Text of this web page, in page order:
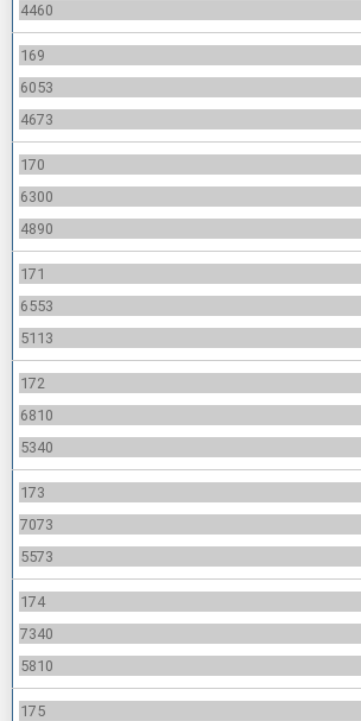
4460
169
6053
4673
170
6300
4890
171
6553
5113
172
6810
5340
173
7073
5573
174
7340
5810
175